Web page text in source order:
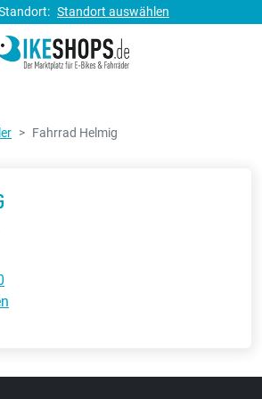
Standort auswählen
Fahrrad Helmig